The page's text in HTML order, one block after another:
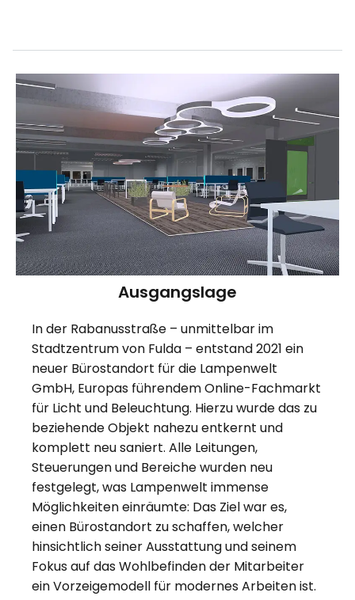
Ausgangslage
In der Rabanusstraße – unmittelbar im
Stadtzentrum von Fulda – entstand 2021 ein
neuer Bürostandort für die Lampenwelt
GmbH, Europas führendem Online-Fachmarkt
für Licht und Beleuchtung. Hierzu wurde das zu
beziehende Objekt nahezu entkernt und
komplett neu saniert. Alle Leitungen,
Steuerungen und Bereiche wurden neu
festgelegt, was Lampenwelt immense
Möglichkeiten einräumte: Das Ziel war es,
einen Bürostandort zu schaffen, welcher
hinsichtlich seiner Ausstattung und seinem
Fokus auf das Wohlbefinden der Mitarbeiter
ein Vorzeigemodell für modernes Arbeiten ist.